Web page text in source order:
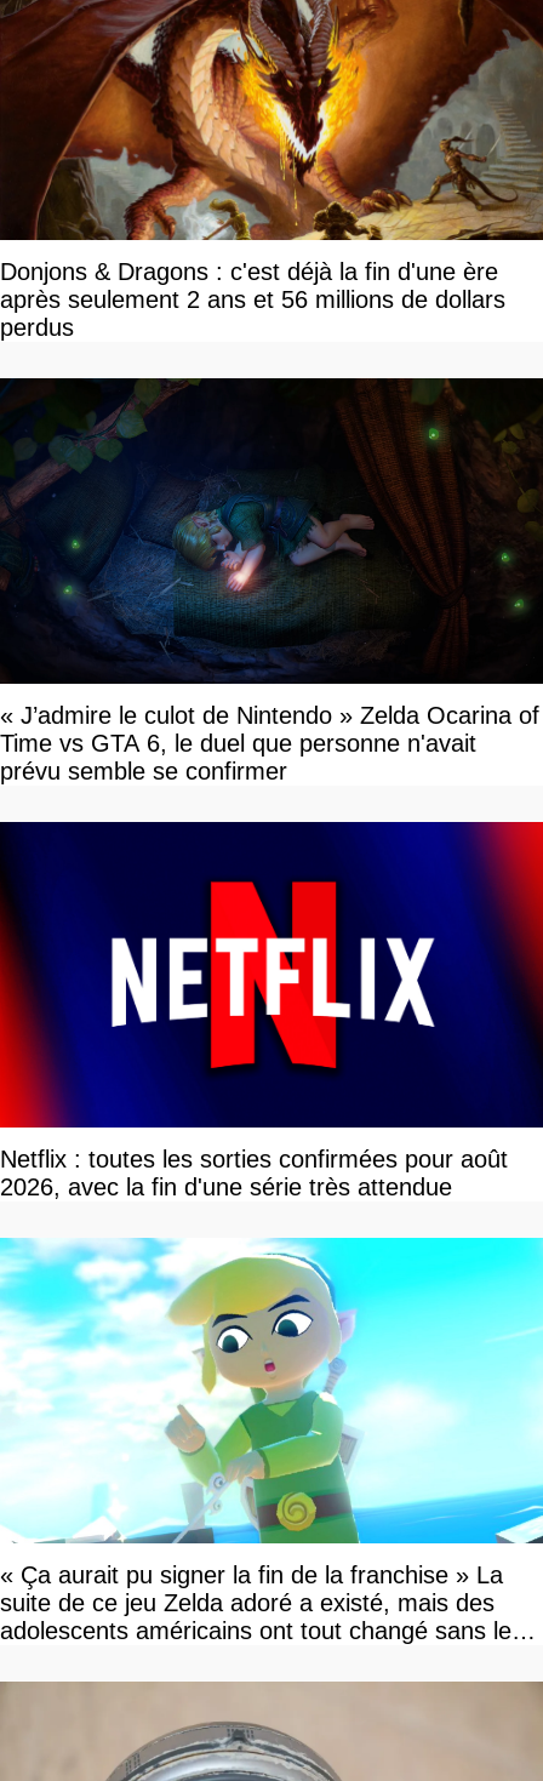
Donjons & Dragons : c'est déjà la fin d'une ère
après seulement 2 ans et 56 millions de dollars
perdus
« J’admire le culot de Nintendo » Zelda Ocarina of
Time vs GTA 6, le duel que personne n'avait
prévu semble se confirmer
Netflix : toutes les sorties confirmées pour août
2026, avec la fin d'une série très attendue
« Ça aurait pu signer la fin de la franchise » La
suite de ce jeu Zelda adoré a existé, mais des
adolescents américains ont tout changé sans le